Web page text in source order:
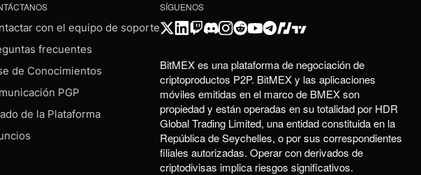
con el equipo de soporte
frecuentes
de Conocimientos
PGP
de la Plataforma
SÍGUENOS
BitMEX es una plataforma de negociación de
criptoproductos P2P. BitMEX y las aplicaciones
móviles emitidas en el marco de BMEX son
propiedad y están operadas en su totalidad por HDR
Global Trading Limited, una entidad constituida en la
República de Seychelles, o por sus correspondientes
filiales autorizadas. Operar con derivados de
criptodivisas implica riesgos significativos.